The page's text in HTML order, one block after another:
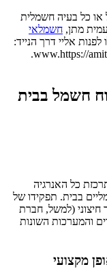
או כל בעיה חשמלית
מתן, חשמלאי
בתחום. תוכלו לפנות אליי דרך הנייד:
052-670-4047 או לבקר באתר שלי www.https://amitmatan.co.il.
חשמל בבית
כל האנרגיה
בבית. תפקידו של
(למשל, חברת
והמערכות השונות
מקצועי